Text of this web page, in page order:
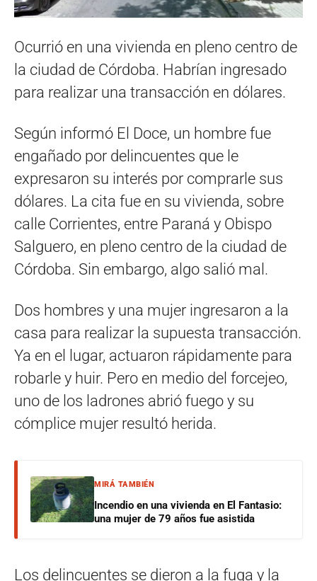
Ocurrió en una vivienda en pleno centro de
la ciudad de Córdoba. Habrían ingresado
para realizar una transacción en dólares.
Según informó El Doce, un hombre fue
engañado por delincuentes que le
expresaron su interés por comprarle sus
dólares. La cita fue en su vivienda, sobre
calle Corrientes, entre Paraná y Obispo
Salguero, en pleno centro de la ciudad de
Córdoba. Sin embargo, algo salió mal.
Dos hombres y una mujer ingresaron a la
casa para realizar la supuesta transacción.
Ya en el lugar, actuaron rápidamente para
robarle y huir. Pero en medio del forcejeo,
uno de los ladrones abrió fuego y su
cómplice mujer resultó herida.
MIRÁ TAMBIÉN
Incendio en una vivienda en El Fantasio:
una mujer de 79 años fue asistida
Los delincuentes se dieron a la fuga y la